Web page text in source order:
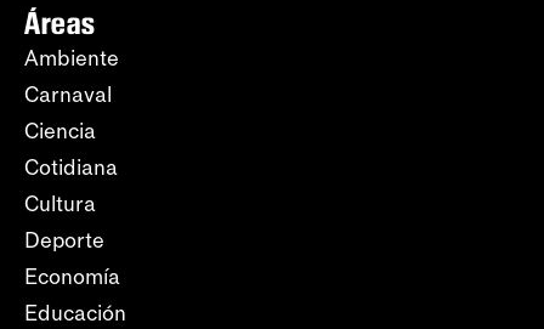
Áreas
Ambiente
Carnaval
Ciencia
Cotidiana
Cultura
Deporte
Economía
Educación